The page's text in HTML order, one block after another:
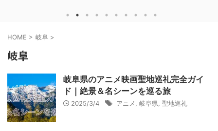
HOME > 岐阜 >
岐阜
岐阜県のアニメ映画聖地巡礼完全ガイ
ド｜絶景＆名シーンを巡る旅
2025/3/4 アニメ 岐阜県 聖地巡礼